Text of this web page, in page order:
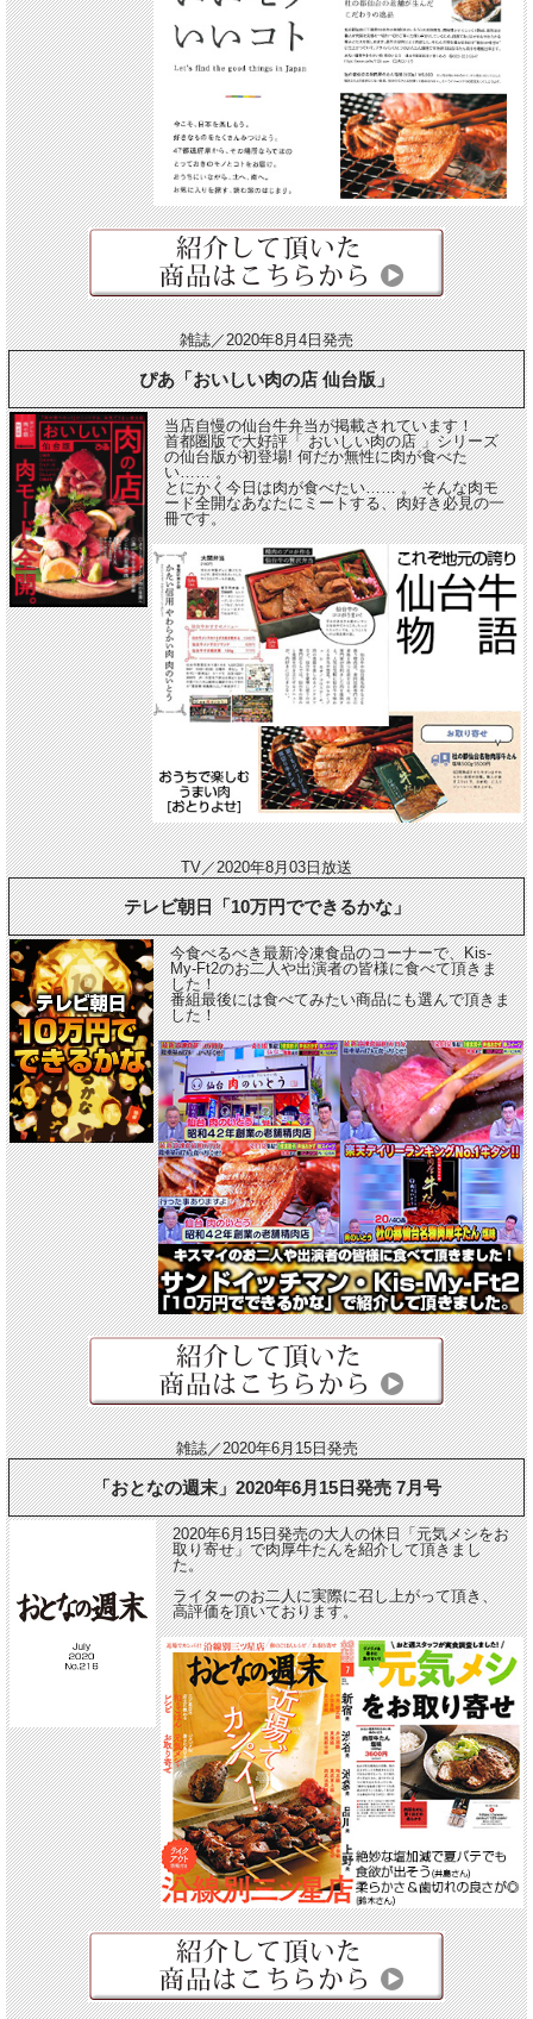
雑誌／2020年8月4日発売
ぴあ「おいしい肉の店 仙台版」
当店自慢の仙台牛弁当が掲載されています！
首都圏版で大好評「 おいしい肉の店 」シリーズ
の仙台版が初登場! 何だか無性に肉が食べた
い…… 。
とにかく今日は肉が食べたい…… 。 そんな肉モ
ード全開なあなたにミートする、肉好き必見の一
冊です。
TV／2020年8月03日放送
テレビ朝日「10万円でできるかな」
今食べるべき最新冷凍食品のコーナーで、Kis-
My-Ft2のお二人や出演者の皆様に食べて頂きま
した！
番組最後には食べてみたい商品にも選んで頂きま
した！
雑誌／2020年6月15日発売
「おとなの週末」2020年6月15日発売 7月号
2020年6月15日発売の大人の休日「元気メシをお
取り寄せ」で肉厚牛たんを紹介して頂きまし
た。
ライターのお二人に実際に召し上がって頂き、
高評価を頂いております。